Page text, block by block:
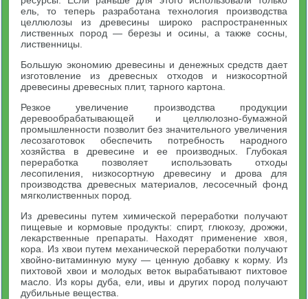
ель, то теперь разработана технология производства
целлюлозы из древесины широко распространенных
лиственных пород — березы и осины, а также сосны,
лиственницы.
Большую экономию древесины и денежных средств дает
изготовление из древесных отходов и низкосортной
древесины древесных плит, тарного картона.
Резкое увеличение производства продукции
деревообрабатывающей и целлюлозно-бумажной
промышленности позволит без значительного увеличения
лесозаготовок обеспечить потребность народного
хозяйства в древесине и ее производных. Глубокая
переработка позволяет использовать отходы
лесопиления, низкосортную древесину и дрова для
производства древесных материалов, лесосечный фонд
мягколиственных пород.
Из древесины путем химической переработки получают
пищевые и кормовые продукты: спирт, глюкозу, дрожжи,
лекарственные препараты. Находят применение хвоя,
кора. Из хвои путем механической переработки получают
хвойно-витаминную муку — ценную добавку к корму. Из
пихтовой хвои и молодых веток вырабатывают пихтовое
масло. Из коры дуба, ели, ивы и других пород получают
дубильные вещества.